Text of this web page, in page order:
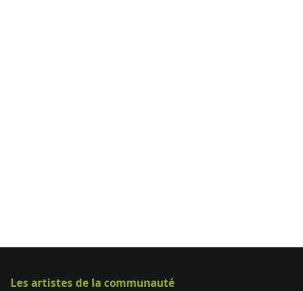
Les artistes de la communauté